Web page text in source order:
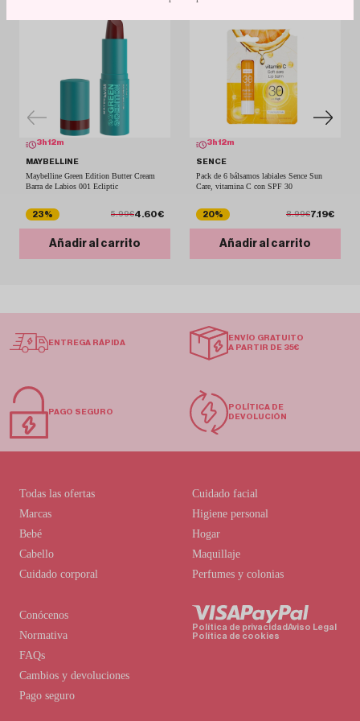
3 h12m
MAYBELLINE
Maybelline Green Edition Butter Cream
Barra de Labios 001 Ecliptic
23% 5.99€4.60€
Añadir al carrito
3 h12m
SENCE
Pack de 6 bálsamos labiales Sence Sun
Care, vitamina C con SPF 30
20% 8.99€7.19€
Añadir al carrito
ENTREGA RÁPIDA
ENVÍO GRATUITO
A PARTIR DE 35€
PAGO SEGURO
POLÍTICA DE
DEVOLUCIÓN
Conócenos
Normativa
FAQs
Cambios y devoluciones
Pago seguro
Todas las ofertas
Marcas
Bebé
Cabello
Cuidado corporal
Cuidado facial
Higiene personal
Hogar
Maquillaje
Perfumes y colonias
Política de privacidadAviso Legal
Política de cookies